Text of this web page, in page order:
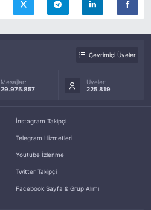
Çevrimiçi Üyeler
Mesajlar:
29.975.857
Üyeler:
225.819
İnstagram Takipçi
Telegram Hizmetleri
Youtube İzlenme
Twitter Takipçi
Facebook Sayfa & Grup Alımı